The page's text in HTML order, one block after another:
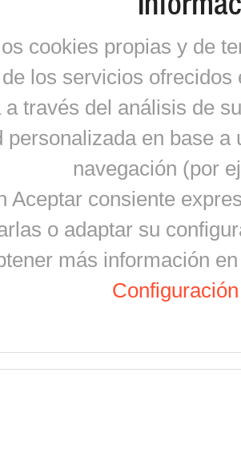
cookies propias y de
los servicios
a través del análisis de
personalizada en base
navegación (por
Aceptar consiente
o adaptar su
más información